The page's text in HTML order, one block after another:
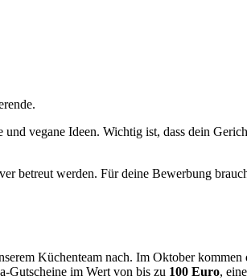
vegane Ideen. Wichtig ist, dass dein
betreut werden. Für deine Bewerbung
Küchenteam nach. Im Oktober
Gutscheine im Wert von bis zu 100 Euro,